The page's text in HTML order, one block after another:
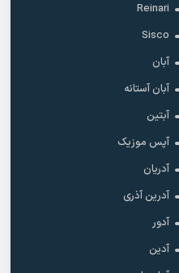
Reinari
Sisco
آبان
آبان آستانه
آبتین
آپس موزیک
آدریان
آدرین آذری
آدور
آدین